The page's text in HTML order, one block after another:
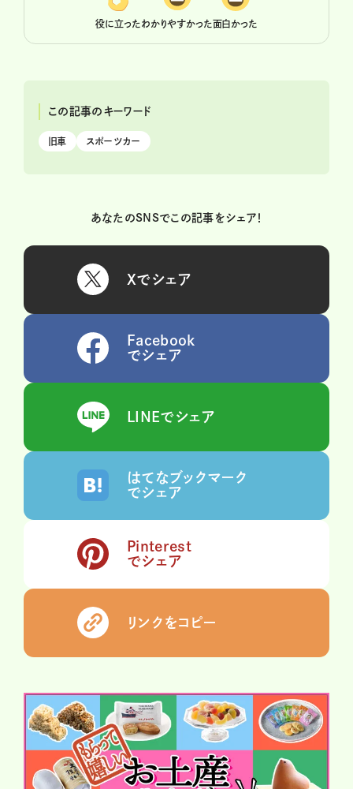
役に立ったわかりやすかった面白かった
この記事のキーワード
旧車 スポーツカー
あなたのSNSでこの記事をシェア！
Xでシェア
Facebook
でシェア
LINEでシェア
はてなブックマーク
でシェア
Pinterest
でシェア
リンクをコピー